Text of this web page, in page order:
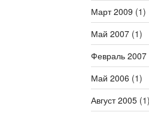
Март 2009 (1)
Май 2007(1)
Февраль 2007
Май 2006 (1)
Август 2005(1)